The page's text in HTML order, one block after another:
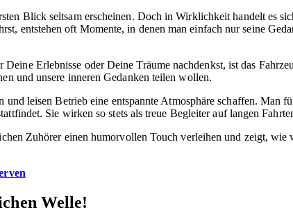
Blick seltsam erscheinen. Doch in Wirklichkeit handelt es
entstehen oft Momente, in denen man einfach nur seine
Deine Erlebnisse oder Deine Träume nachdenkst, ist das
und unsere inneren Gedanken teilen wollen.
und leisen Betrieb eine entspannte Atmosphäre schaffen.
Sie wirken so stets als treue Begleiter auf langen
Zuhörer einen humorvollen Touch verleihen und zeigt,
Welle!